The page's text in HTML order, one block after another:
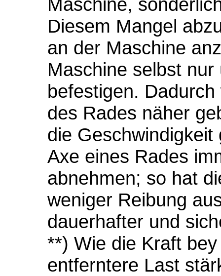
Diesem Mangel
an der Maschine
Maschine selbst
befestigen.
des Rades näher
die
Axe eines Rades
abnehmen; so hat
weniger Reibung
dauerhafter und
**) Wie die Kraft
entferntere Last